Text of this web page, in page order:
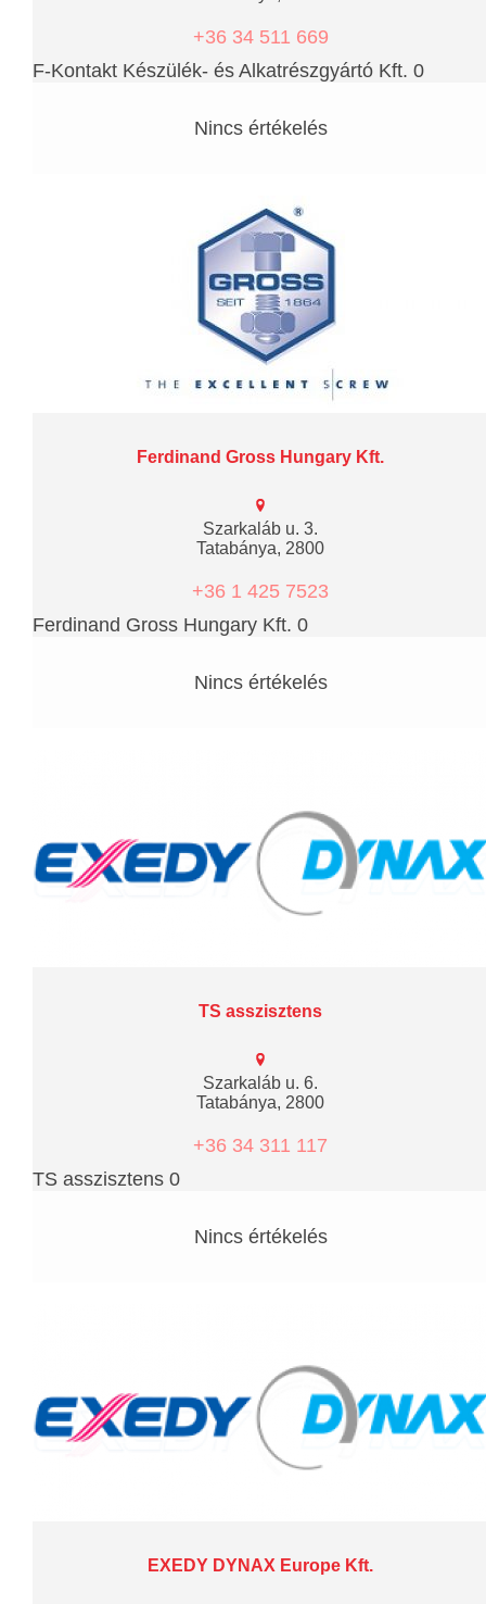
+36 34 511 669
F-Kontakt Készülék- és Alkatrészgyártó Kft. 0
Nincs értékelés
Ferdinand Gross Hungary Kft.
Szarkaláb u. 3.
Tatabánya, 2800
+36 1 425 7523
Ferdinand Gross Hungary Kft. 0
Nincs értékelés
TS asszisztens
Szarkaláb u. 6.
Tatabánya, 2800
+36 34 311 117
TS asszisztens 0
Nincs értékelés
EXEDY DYNAX Europe Kft.